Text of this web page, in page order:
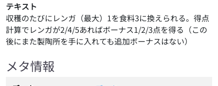
テキスト
収穫のたびにレンガ（最大）1を食料3に換えられる。得点
計算でレンガが2/4/5あればボーナス1/2/3点を得る（この
後にまた製陶所を手に入れても追加ボーナスはない）
メタ情報